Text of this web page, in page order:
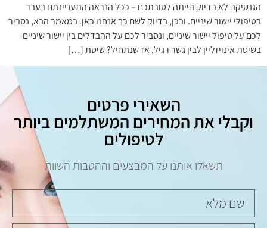
הגנטיקה לא בדיוק הייתה לטובתכם – ככל הנראה התעניינתם בעבר
בטיפולי יישור שיניים. ובכן, בדיוק לשם כך אנחנו כאן. במאמר הבא, נסביר
לכם על טיפול יישור שיניים, ונסביר לכם על ההבדלים בין יישור שיניים
בשיטת אינויזליין לבין גשר רגיל. אז שנתחיל? שיטת […]
השאירי פרטים
וקבלי את המחירים המשתלמים ביותר
לטיפולים
תשאלו אותנו על המבצעים וההטבות השוות